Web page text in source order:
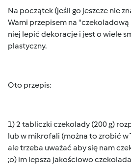
Na początek (jeśli go jeszcze nie
Wami przepisem na "czekoladową
niej lepić dekoracje i jest o wiele
plastyczny.
Oto przepis:
1) 2 tabliczki czekolady (200 g)
lub w mikrofali (można to zrobić w
ale trzeba uważać aby się nam
;o) im lepsza jakościowo